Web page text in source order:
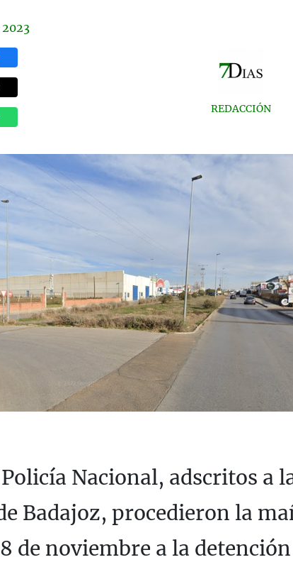
2023
REDACCIÓN
Nacional, adscritos a
Badajoz, procedieron la
de noviembre a la detención